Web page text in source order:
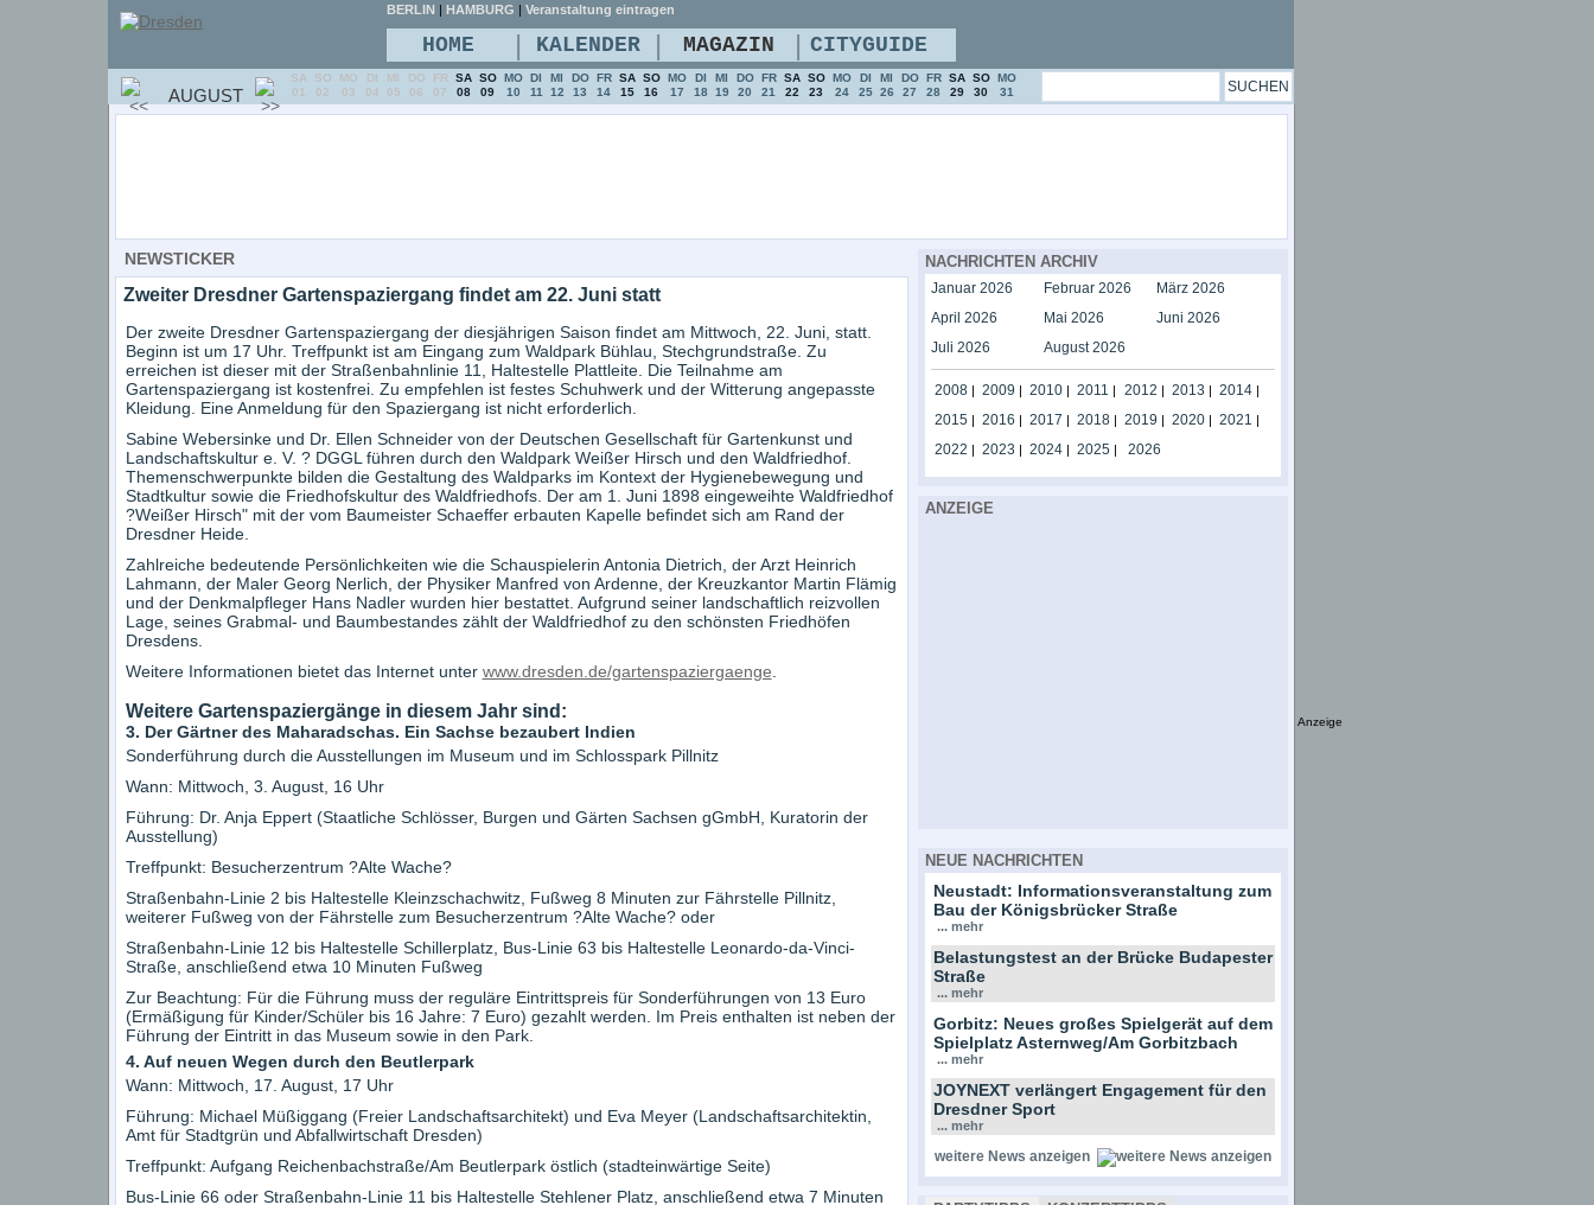
NEWSTICKER
Zweiter Dresdner Gartenspaziergang findet am 22. Juni statt
Der zweite Dresdner Gartenspaziergang der diesjährigen Saison findet am Mittwoch, 22. Juni, statt.
Beginn ist um 17 Uhr. Treffpunkt ist am Eingang zum Waldpark Bühlau, Stechgrundstraße. Zu
erreichen ist dieser mit der Straßenbahnlinie 11, Haltestelle Plattleite. Die Teilnahme am
Gartenspaziergang ist kostenfrei. Zu empfehlen ist festes Schuhwerk und der Witterung angepasste
Kleidung. Eine Anmeldung für den Spaziergang ist nicht erforderlich.
Sabine Webersinke und Dr. Ellen Schneider von der Deutschen Gesellschaft für Gartenkunst und
Landschaftskultur e. V. ? DGGL führen durch den Waldpark Weißer Hirsch und den Waldfriedhof.
Themenschwerpunkte bilden die Gestaltung des Waldparks im Kontext der Hygienebewegung und
Stadtkultur sowie die Friedhofskultur des Waldfriedhofs. Der am 1. Juni 1898 eingeweihte Waldfriedhof
?Weißer Hirsch" mit der vom Baumeister Schaeffer erbauten Kapelle befindet sich am Rand der
Dresdner Heide.
Zahlreiche bedeutende Persönlichkeiten wie die Schauspielerin Antonia Dietrich, der Arzt Heinrich
Lahmann, der Maler Georg Nerlich, der Physiker Manfred von Ardenne, der Kreuzkantor Martin Flämig
und der Denkmalpfleger Hans Nadler wurden hier bestattet. Aufgrund seiner landschaftlich reizvollen
Lage, seines Grabmal- und Baumbestandes zählt der Waldfriedhof zu den schönsten Friedhöfen
Dresdens.
Weitere Informationen bietet das Internet unter www.dresden.de/gartenspaziergaenge
Weitere Gartenspaziergänge in diesem Jahr sind:
3. Der Gärtner des Maharadschas. Ein Sachse bezaubert Indien
Sonderführung durch die Ausstellungen im Museum und im Schlosspark Pillnitz
Wann: Mittwoch, 3. August, 16 Uhr
Führung: Dr. Anja Eppert (Staatliche Schlösser, Burgen und Gärten Sachsen gGmbH, Kuratorin der
Ausstellung)
Treffpunkt: Besucherzentrum ?Alte Wache?
Straßenbahn-Linie 2 bis Haltestelle Kleinzschachwitz, Fußweg 8 Minuten zur Fährstelle Pillnitz,
weiterer Fußweg von der Fährstelle zum Besucherzentrum ?Alte Wache? oder
Straßenbahn-Linie 12 bis Haltestelle Schillerplatz, Bus-Linie 63 bis Haltestelle Leonardo-da-Vinci-
Straße, anschließend etwa 10 Minuten Fußweg
Zur Beachtung: Für die Führung muss der reguläre Eintrittspreis für Sonderführungen von 13 Euro
(Ermäßigung für Kinder/Schüler bis 16 Jahre: 7 Euro) gezahlt werden. Im Preis enthalten ist neben der
Führung der Eintritt in das Museum sowie in den Park.
4. Auf neuen Wegen durch den Beutlerpark
Wann: Mittwoch, 17. August, 17 Uhr
Führung: Michael Müßiggang (Freier Landschaftsarchitekt) und Eva Meyer (Landschaftsarchitektin,
Amt für Stadtgrün und Abfallwirtschaft Dresden)
Treffpunkt: Aufgang Reichenbachstraße/Am Beutlerpark östlich (stadteinwärtige Seite)
Bus-Linie 66 oder Straßenbahn-Linie 11 bis Haltestelle Stehlener Platz, anschließend etwa 7 Minuten
NACHRICHTEN ARCHIV
Januar 2026 Februar 2026
März 2026
April 2026
Mai 2026
Juni 2026
Juli 2026
August 2026
2008| 2009 | 2010| 2011 | 2012 | 2013 | 2014|
2015| 2016 | 2017 | 2018| 2019 | 2020| 2021 |
2022 | 2023 | 2024| 2025| 2026
ANZEIGE
NEUE NACHRICHTEN
Neustadt: Informationsveranstaltung zum
Bau der Königsbrücker Straße
... mehr
Belastungstest an der Brücke Budapester
Straße
... mehr
Gorbitz: Neues großes Spielgerät auf dem
Spielplatz Asternweg/Am Gorbitzbach
... mehr
JOYNEXT verlängert Engagement für den
Dresdner Sport
... mehr
weitere News anzeigen
BERLIN | HAMBURG | Veranstaltung eintragen
HOME | KALENDER | MAGAZIN | CITYGUIDE
AUGUST
SA
01
SO
02
MO
03
DI
04
MI
05
DO
06
FR
07
SA
08
SO
09
MO
10
DI
11
MI
12
DO
13
FR
14
SA
15
SO
16
MO
17
DI
18
MI
19
DO
20
FR
21
SA
22
SO
23
MO
24
DI
25
MI
26
DO
27
FR
28
SA
29
SO
30
MO
31
Anzeige